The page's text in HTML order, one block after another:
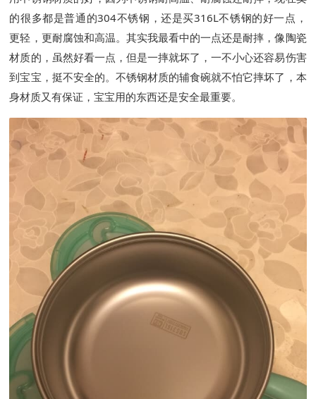
的很多都是普通的304不锈钢，还是买316L不锈钢的好一点，
更轻，更耐腐蚀和高温。其实我最看中的一点还是耐摔，像陶瓷
材质的，虽然好看一点，但是一摔就坏了，一不小心还容易伤害
到宝宝，挺不安全的。不锈钢材质的辅食碗就不怕它摔坏了，本
身材质又有保证，宝宝用的东西还是安全最重要。